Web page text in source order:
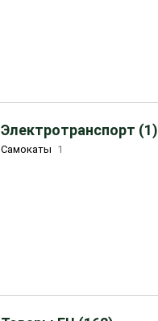
Электротранспорт (1)
Самокаты 1